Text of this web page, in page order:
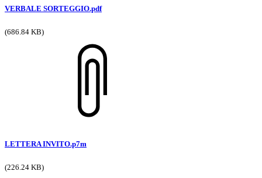
VERBALE SORTEGGIO.pdf
(686.84 KB)
LETTERA INVITO.p7m
(226.24 KB)